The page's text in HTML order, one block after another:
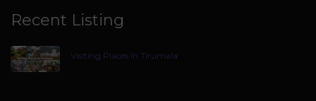
Recent Listing
Visiting Places In Tirumala